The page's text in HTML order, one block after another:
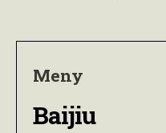
Meny
Baijiu